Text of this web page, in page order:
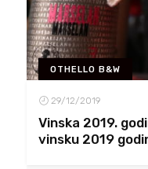
OTHELLO B&W
29/12/2019
Vinska 2019.
vinsku 2019